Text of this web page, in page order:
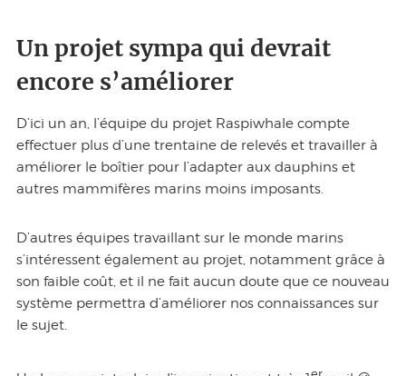
Un projet sympa qui devrait
encore s’améliorer
D’ici un an, l’équipe du projet Raspiwhale compte
effectuer plus d’une trentaine de relevés et travailler à
améliorer le boîtier pour l’adapter aux dauphins et
autres mammifères marins moins imposants.
D’autres équipes travaillant sur le monde marins
s’intéressent également au projet, notamment grâce à
son faible coût, et il ne fait aucun doute que ce nouveau
système permettra d’améliorer nos connaissances sur
le sujet.